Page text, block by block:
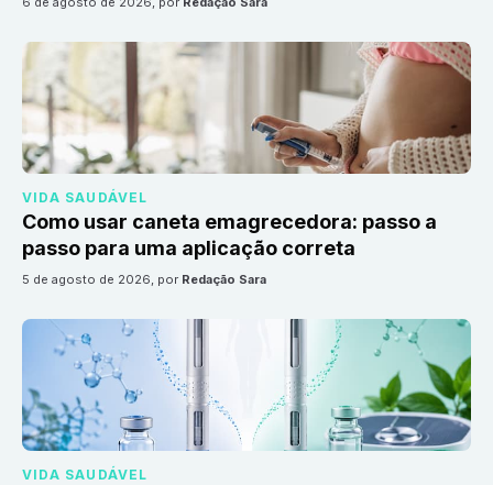
VIDA SAUDÁVEL
Como usar caneta emagrecedora: passo a
passo para uma aplicação correta
5 de agosto de 2026, por Redação Sara
VIDA SAUDÁVEL